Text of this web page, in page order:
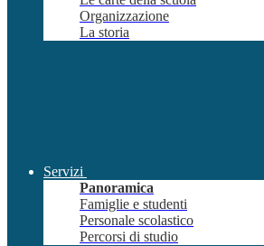
Organizzazione
La storia
Servizi
Panoramica
Famiglie e studenti
Personale scolastico
Percorsi di studio